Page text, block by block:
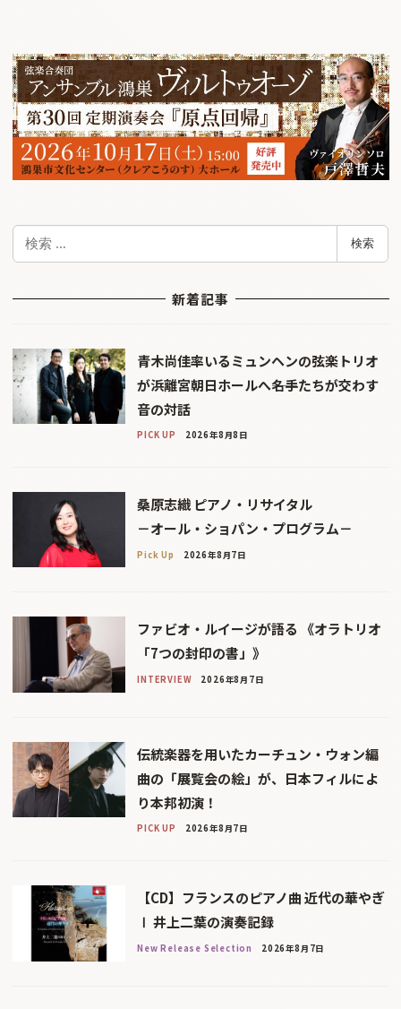
検
検索
新着記事
青木尚佳率いるミュンヘンの弦楽トリオ
が浜離宮朝日ホールへ――名手たちが交わす
音の対話
PICK UP 2026年8月8日
桑原志織 ピアノ・リサイタル
－オール・ショパン・プログラム－
Pick Up 2026年8月7日
ファビオ・ルイージが語る 《オラトリオ
「7つの封印の書」》
INTERVIEW 2026年8月7日
伝統楽器を用いたカーチュン・ウォン編
曲の「展覧会の絵」が、日本フィルによ
り本邦初演！
PICK UP 2026年8月7日
【CD】フランスのピアノ曲 近代の華やぎ
Ⅰ 井上二葉の演奏記録
New Release Selection 2026年8月7日